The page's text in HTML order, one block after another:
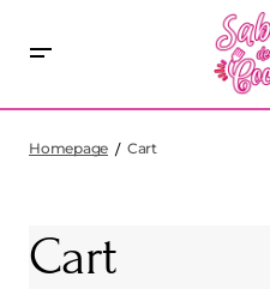
Homepage Cart
Cart